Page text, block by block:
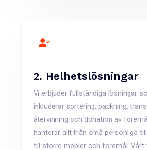
2. Helhetslösningar
Vi erbjuder fullständiga lösningar
inkluderar sortering, packning,
återvinning och donation av
hanterar allt från små personliga
till större möbler och föremål. Vårt